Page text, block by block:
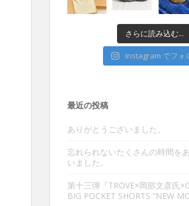
さらに読み込む...
Instagram でフォ
最近の投稿
ありがとうございました。
忘れられないたくさんの時間を
いました。
第十三弾『TROVE×岡部文彦氏
BIG POCKET SHORTS “NEW